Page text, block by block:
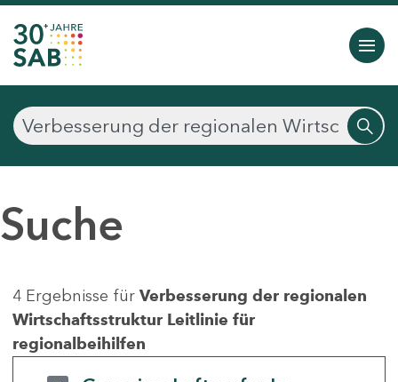
Suche
4 Ergebnisse für Verbesserung der regionalen
Wirtschaftsstruktur Leitlinie für
regionalbeihilfen